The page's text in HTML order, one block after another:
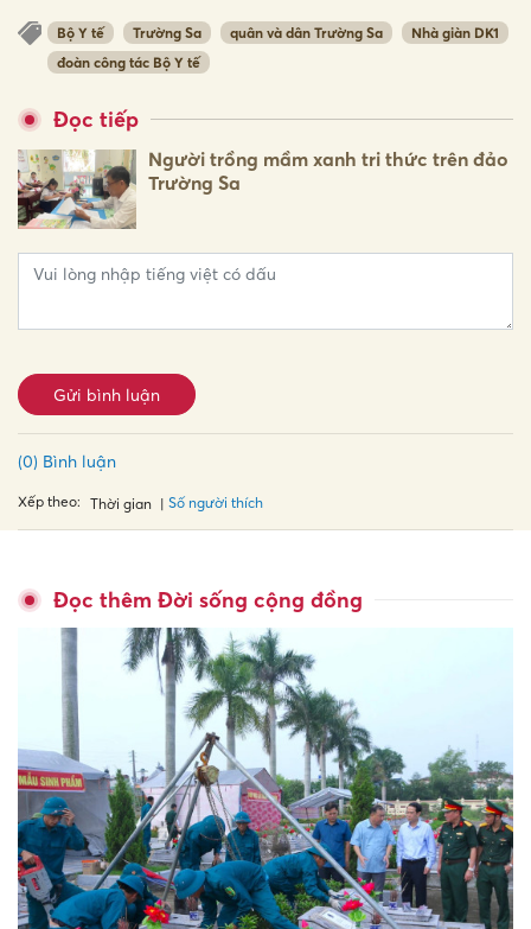
Bộ Y tế Trường Sa quân và dân Trường Sa
Nhà giàn DK1
đoàn công tác Bộ Y tế
Đọc tiếp
Người trồng mầm xanh tri thức trên đảo
Trường Sa
Gửi bình luận
(0) Bình luận
Xếp theo: Thời gian Số người thích
Đọc thêm Đời sống cộng đồng